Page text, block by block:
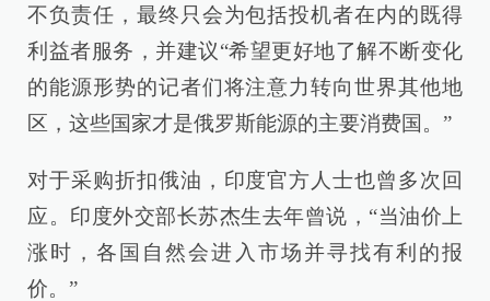
不负责任，最终只会为包括投机者在内的既得
利益者服务，并建议“希望更好地了解不断变化
的能源形势的记者们将注意力转向世界其他地
区，这些国家才是俄罗斯能源的主要消费国。”
对于采购折扣俄油，印度官方人士也曾多次回
应。印度外交部长苏杰生去年曾说，“当油价上
涨时，各国自然会进入市场并寻找有利的报
价。”